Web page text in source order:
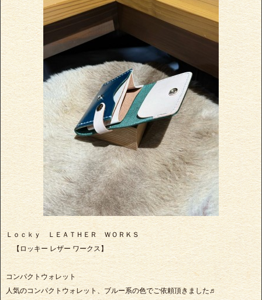
Ｌｏｃｋｙ ＬＥＡＴＨＥＲ ＷＯＲＫＳ
【ロッキー レザー ワークス】
コンパクトウォレット
人気のコンパクトウォレット、ブルー系の色でご依頼頂きました♬